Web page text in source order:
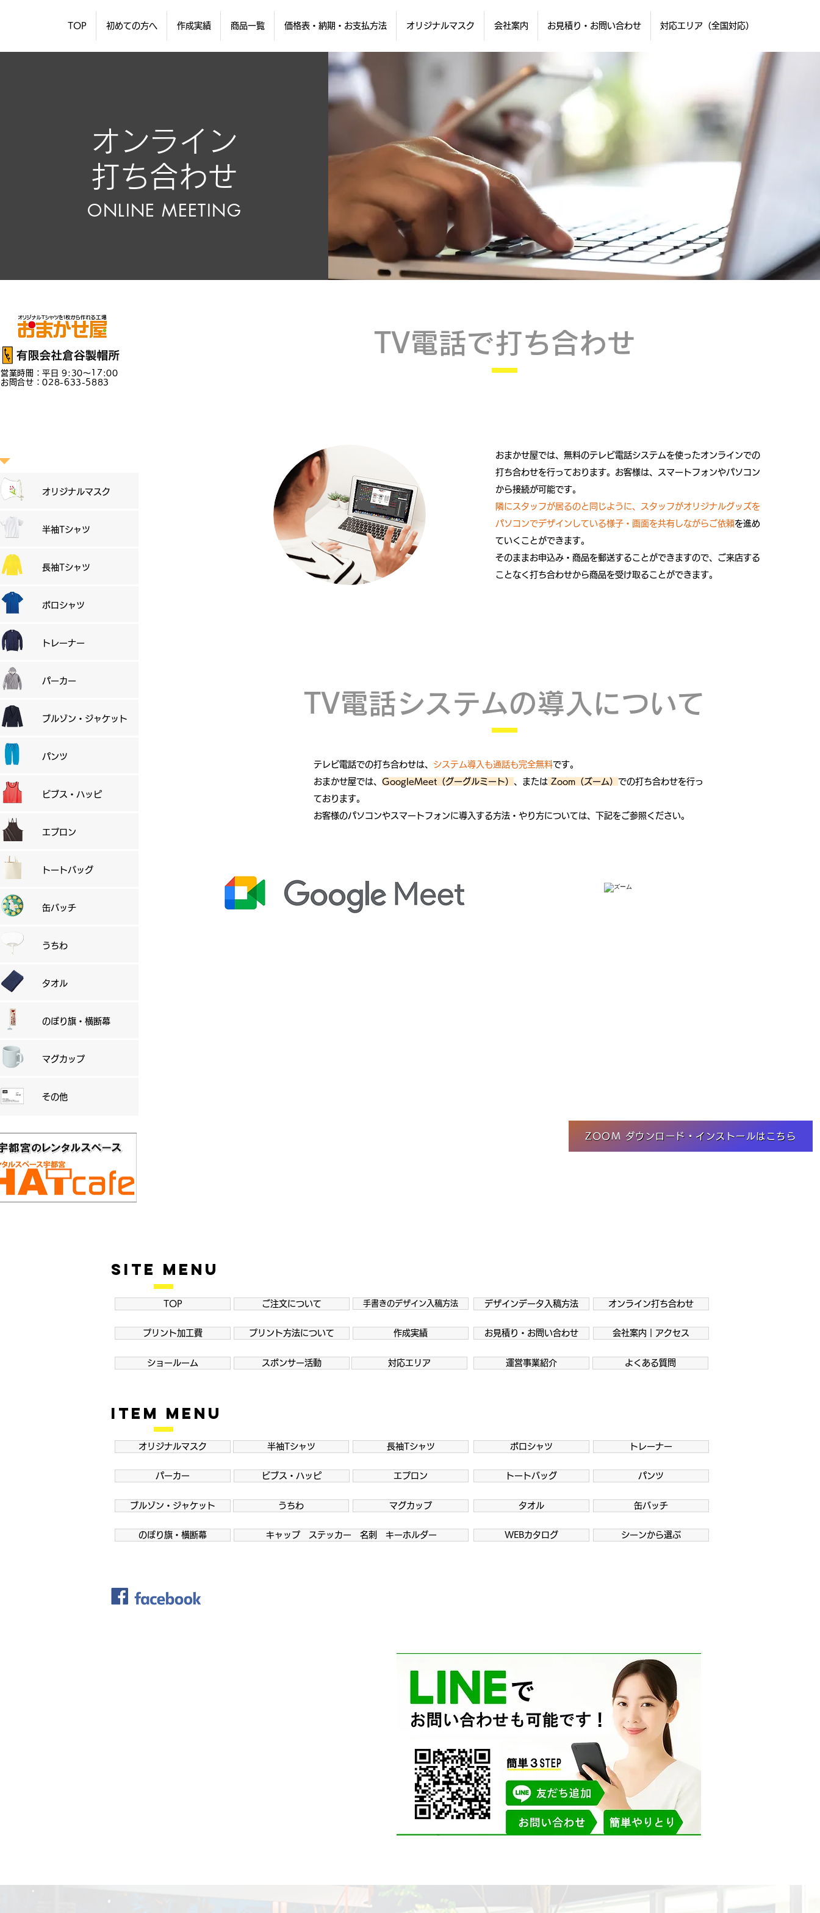
TOP 初めての方へ 作成実績 商品一覧 価格表・納期・お支払方法 オリジナルマスク 会社案内 お見積り・お問い合わせ 対応エリア（全国対応）
オンライン
打ち合わせ
ONLINE MEETING
TV電話で打ち合わせ
おまかせ屋では、無料のテレビ電話システムを使ったオンラインでの
打ち合わせを行っております。 お客様は、スマートフォンやパソコン
から接続が可能です。
隣にスタッフが居るのと同じように、スタッフがオリジナルグッズを
パソコンでデザインしている様子・画面を共有しながらご依頼を進め
ていくことができます。
​そのままお申込み・商品を郵送することができますので、ご来店する
ことなく打ち合わせから商品を受け取ることができます。
TV電話システムの導入について
テレビ電話での打ち合わせは、 システム導入も通話も完全無料です。
​おまかせ屋では、 GoogleMeet（グーグルミート） 、または Zoom（ズーム） での打ち合わせを行っ
ております。
​お客様のパソコンやスマートフォンに導入する方法・やり方については、下記をご参照ください。
ZOOM ダウンロード・インストールはこちら
営業時間：平日 9:30～17:00
お問合せ：028-633-5883
オリジナルマスク
半袖Tシャツ
長袖Tシャツ
ポロシャツ
​トレーナー
パーカー
ブルゾン・ジャケット
パンツ
ビブス・ハッピ
エプロン
トートバッグ
缶バッチ
うちわ
タオル
のぼり旗・横断幕
マグカップ
その他
SITE MENU
TOP ご注文について 手書きのデザイン入稿方法 デザインデータ入稿方法 オンライン打ち合わせ
プリント加工費 プリント方法について 作成実績 お見積り・お問い合わせ 会社案内｜アクセス
ショールーム スポンサー活動 対応エリア 運営事業紹介 よくある質問
ITEM MENU
オリジナルマスク 半袖Tシャツ 長袖Tシャツ ポロシャツ トレーナー
パーカー ビブス・ハッピ エプロン トートバッグ パンツ
ブルゾン・ジャケット うちわ マグカップ タオル 缶バッチ
のぼり旗・横断幕 キャップ ステッカー 名刺 キーホルダー WEBカタログ シーンから選ぶ